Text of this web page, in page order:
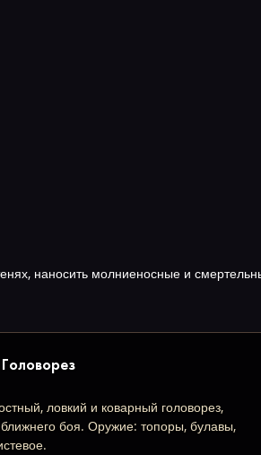
наносить молниеносные и
Головорез
ловкий и коварный головорез,
боя. Оружие: топоры, булавы,